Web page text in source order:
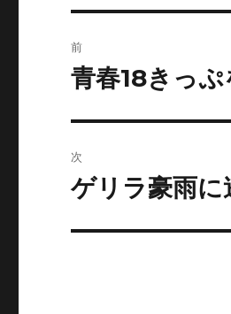
稿
ゲ
前
前
投
稿:
青春18きっ
次
次
投
ゲリラ豪雨に